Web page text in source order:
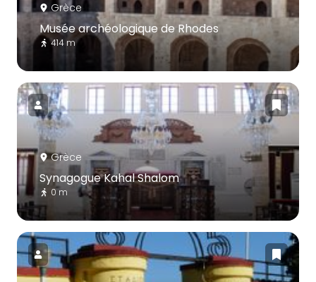
Grèce
Musée archéologique de Rhodes
414 m
Grèce
Synagogue Kahal Shalom
0 m